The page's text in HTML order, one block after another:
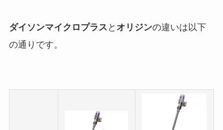
ダイソンマイクロプラス と オリジンの違いは以下
の通りです。